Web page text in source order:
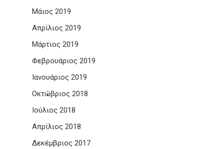
Μάιος 2019
Απρίλιος 2019
Μάρτιος 2019
Φεβρουάριος 2019
Ιανουάριος 2019
Οκτώβριος 2018
Ιούλιος 2018
Απρίλιος 2018
Δεκέμβριος 2017